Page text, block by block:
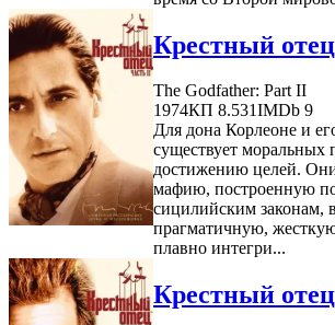
Крестный
The Godfather: Part II
1974КП 8.531IMDb 9
Для дона Корлеоне и
существует моральных
достижению целей.
мафию, построенную
сицилийским законам,
прагматичную,
плавно интегри...
Крестный